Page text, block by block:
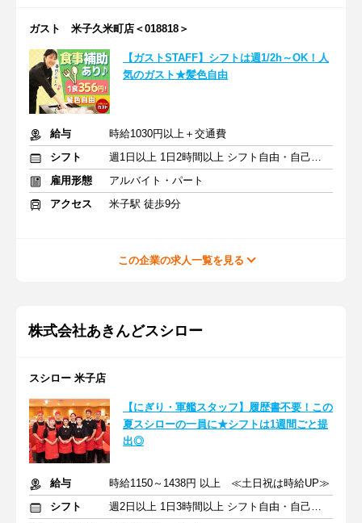
ガスト 米子久米町店＜018818＞
【ガストSTAFF】シフトは週1/2h～OK！人
気のガスト★髪色自由
給与
時給1030円以上＋交通費
シフト
週1日以上 1日2時間以上 シフト自由・自己申告
雇用形態
アルバイト・パート
アクセス
米子駅 徒歩9分
この企業の求人一覧を見る
株式会社あきんどスシロー
スシロー 米子店
【にぎり・軍艦スタッフ】履歴書不要！この
夏スシローの一員に★シフトは1週間ごと提
出◎
給与
時給1150～1438円 以上 ≪土日祝は時給UP≫
シフト
週2日以上 1日3時間以上 シフト自由・自己申告